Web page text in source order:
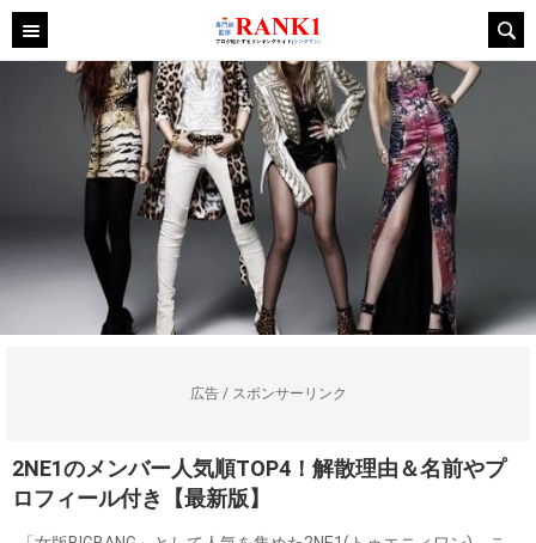
広告 / スポンサーリンク
2NE1のメンバー⼈気順TOP4！解散理由＆名前やプ
ロフィール付き【最新版】